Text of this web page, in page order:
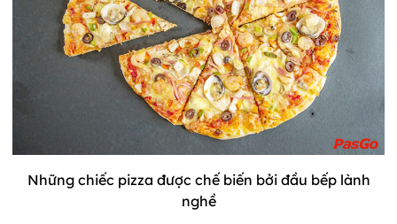
Những chiếc pizza được chế biến bởi đầu bếp lành
nghề